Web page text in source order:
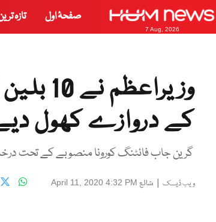
7 Aug, 2026
صفحۂ اول تازہ
کے دروازے کھول
گرین جاب فائٹنگ کورونا منصوبے کے تحت
ویب ڈیسک | شائع April 11, 2020 4:32 PM